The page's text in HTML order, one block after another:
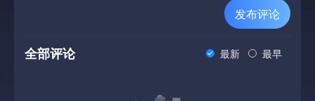
发布评论
全部评论 最新 最早